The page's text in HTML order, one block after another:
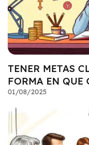
TENER METAS
FORMA EN QUE
01/08/2025